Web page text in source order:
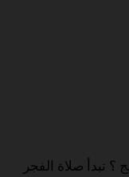
تبدأ صلاة الفجر